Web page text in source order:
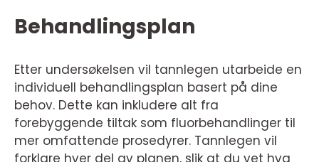
Behandlingsplan
Etter undersøkelsen vil tannlegen utarbeide en
individuell behandlingsplan basert på dine
behov. Dette kan inkludere alt fra
forebyggende tiltak som fluorbehandlinger til
mer omfattende prosedyrer. Tannlegen vil
forklare hver del av planen, slik at du vet hva